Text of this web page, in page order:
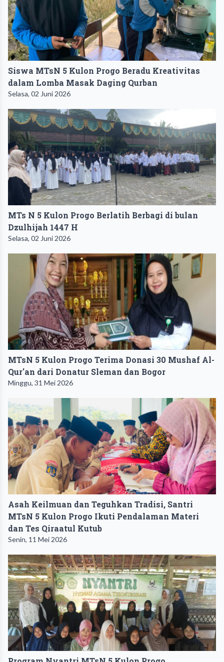
Siswa MTsN 5 Kulon Progo Beradu Kreativitas
dalam Lomba Masak Daging Qurban
Selasa, 02 Juni 2026
MTs N 5 Kulon Progo Berlatih Berbagi di bulan
Dzulhijah 1447 H
Selasa, 02 Juni 2026
MTsN 5 Kulon Progo Terima Donasi 30 Mushaf Al-
Qur'an dari Donatur Sleman dan Bogor
Minggu, 31 Mei 2026
Asah Keilmuan dan Teguhkan Tradisi, Santri
MTsN 5 Kulon Progo Ikuti Pendalaman Materi
dan Tes Qiraatul Kutub
Senin, 11 Mei 2026